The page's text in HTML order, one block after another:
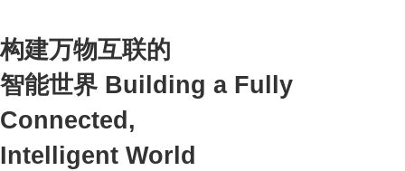
构建万物互联的
智能世界 Building a Fully
Connected,
Intelligent World